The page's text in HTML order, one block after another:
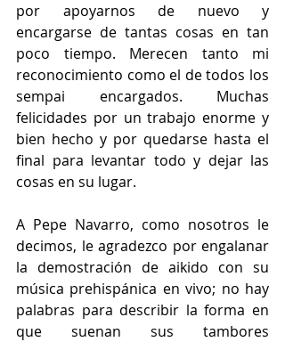
por apoyarnos de nuevo y
encargarse de tantas cosas en tan
poco tiempo. Merecen tanto mi
reconocimiento como el de todos los
sempai encargados. Muchas
felicidades por un trabajo enorme y
bien hecho y por quedarse hasta el
final para levantar todo y dejar las
cosas en su lugar.
A Pepe Navarro, como nosotros le
decimos, le agradezco por engalanar
la demostración de aikido con su
música prehispánica en vivo; no hay
palabras para describir la forma en
que suenan sus tambores